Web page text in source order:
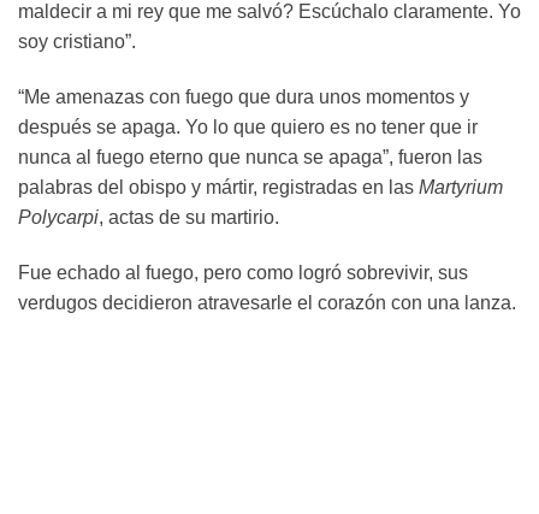
maldecir a mi rey que me salvó? Escúchalo claramente. Yo
soy cristiano”.
“Me amenazas con fuego que dura unos momentos y
después se apaga. Yo lo que quiero es no tener que ir
nunca al fuego eterno que nunca se apaga”, fueron las
palabras del obispo y mártir, registradas en las Martyrium
Polycarpi, actas de su martirio.
Fue echado al fuego, pero como logró sobrevivir, sus
verdugos decidieron atravesarle el corazón con una lanza.